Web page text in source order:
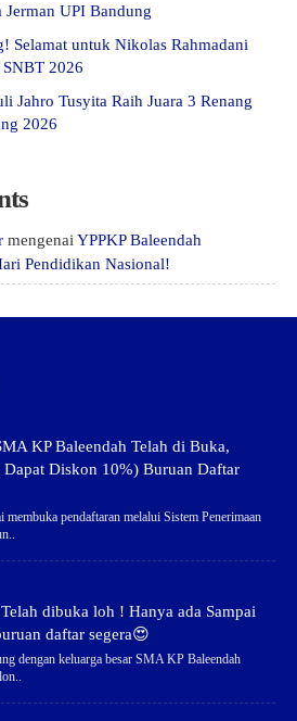
Jerman UPI Bandung
Selamat untuk Nikolas Rahmadani
2026
Jahro Tusyita Raih Juara 3 Renang
2026
mengenai YPPKP Baleendah
Pendidikan Nasional!
KP Baleendah Telah di Buka,
Diskon 10%) Buruan Daftar
pendaftaran melalui Sistem Penerimaan
dibuka loh ! Hanya ada Sampai
daftar segera😍
dengan keluarga besar SMA KP Baleendah